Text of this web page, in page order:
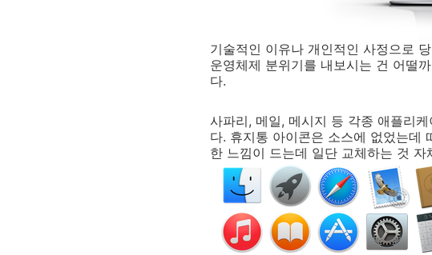
기술적인 이유나 개인적인 사정으로
운영체제 분위기를 내보시는 건 어떨
다.
사파리, 메일, 메시지 등 각종 애플리
다. 휴지통 아이콘은 소스에 없었는데
한 느낌이 드는데 일단 교체하는 것 자